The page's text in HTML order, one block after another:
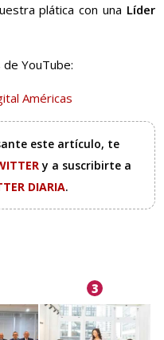
plática con una Líder
YouTube:
Américas
este artículo, te
y a suscribirte a
DIARIA.
3